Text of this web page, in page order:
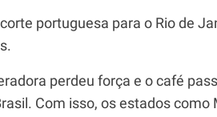
portuguesa para o Rio de
perdeu força e o café
Com isso, os estados como